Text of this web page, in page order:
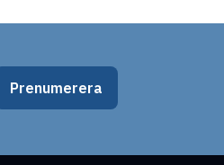
Prenumerera